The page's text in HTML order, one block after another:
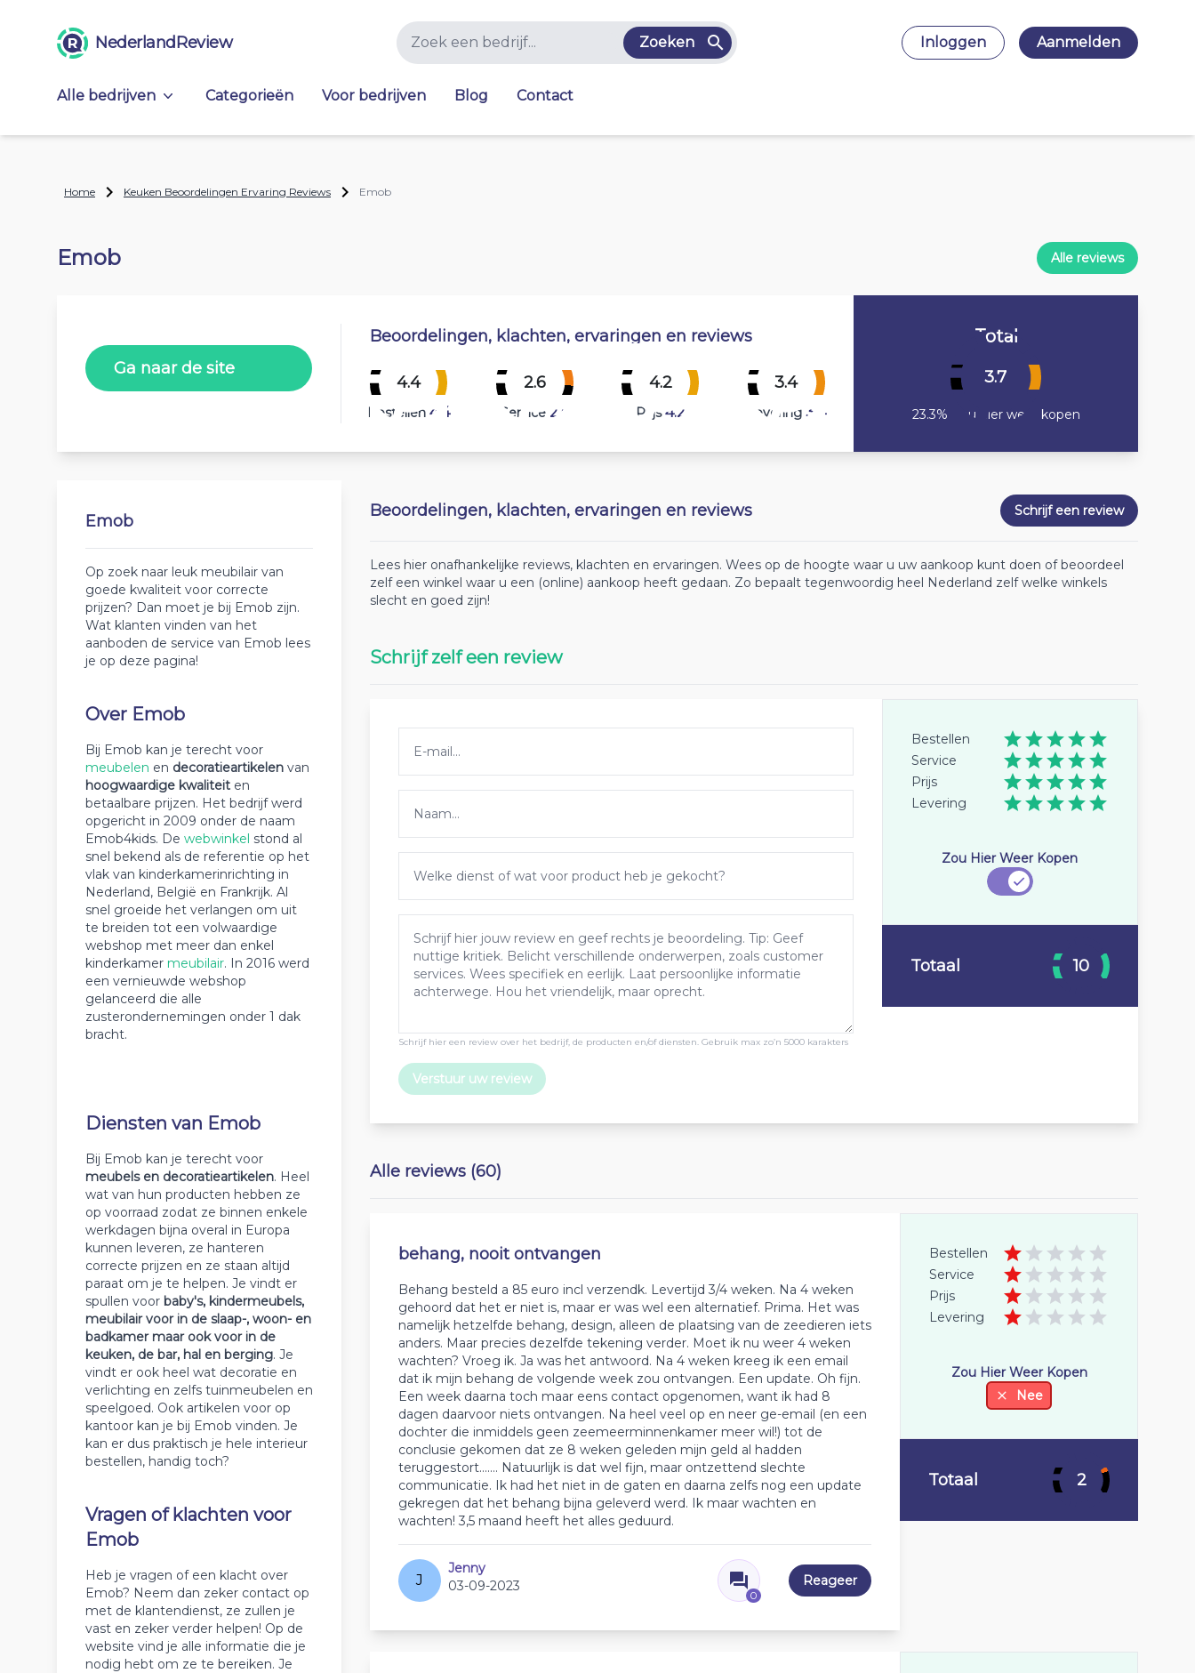
NederlandReview Zoeken Inloggen Aanmelden
Alle bedrijven Categorieën Voor bedrijven Blog Contact
Home Keuken Beoordelingen Ervaring Reviews Emob
Emob Alle reviews
Ga naar de site
Beoordelingen, klachten, ervaringen en reviews
4.4
Bestellen 4.4
2.6
Service 2.6
4.2
Prijs 4.2
3.4
Levering 3.4
Total
3.7
23.3% Zou hier weer kopen
Emob
Op zoek naar leuk meubilair van
goede kwaliteit voor correcte
prijzen? Dan moet je bij Emob zijn.
Wat klanten vinden van het
aanboden de service van Emob lees
je op deze pagina!
Over Emob
Bij Emob kan je terecht voor
meubelen en decoratieartikelen van
hoogwaardige kwaliteit en
betaalbare prijzen. Het bedrijf werd
opgericht in 2009 onder de naam
Emob4kids. De webwinkel stond al
snel bekend als de referentie op het
vlak van kinderkamerinrichting in
Nederland, België en Frankrijk. Al
snel groeide het verlangen om uit
te breiden tot een volwaardige
webshop met meer dan enkel
kinderkamer meubilair. In 2016 werd
een vernieuwde webshop
gelanceerd die alle
zusterondernemingen onder 1 dak
bracht.
Diensten van Emob
Bij Emob kan je terecht voor
meubels en decoratieartikelen. Heel
wat van hun producten hebben ze
op voorraad zodat ze binnen enkele
werkdagen bijna overal in Europa
kunnen leveren, ze hanteren
correcte prijzen en ze staan altijd
paraat om je te helpen. Je vindt er
spullen voor baby's, kindermeubels,
meubilair voor in de slaap-, woon- en
badkamer maar ook voor in de
keuken, de bar, hal en berging. Je
vindt er ook heel wat decoratie en
verlichting en zelfs tuinmeubelen en
speelgoed. Ook artikelen voor op
kantoor kan je bij Emob vinden. Je
kan er dus praktisch je hele interieur
bestellen, handig toch?
Vragen of klachten voor
Emob
Heb je vragen of een klacht over
Emob? Neem dan zeker contact op
met de klantendienst, ze zullen je
vast en zeker verder helpen! Op de
website vind je alle informatie die je
nodig hebt om ze te bereiken. Je
Beoordelingen, klachten, ervaringen en reviews Schrijf een review
Lees hier onafhankelijke reviews, klachten en ervaringen. Wees op de hoogte waar u uw aankoop kunt doen of beoordeel
zelf een winkel waar u een (online) aankoop heeft gedaan. Zo bepaalt tegenwoordig heel Nederland zelf welke winkels
slecht en goed zijn!
Schrijf zelf een review
Schrijf hier een review over het bedrijf, de producten en/of diensten. Gebruik max zo’n 5000 karakters
Verstuur uw review
Bestellen
Service
Prijs
Levering
Zou Hier Weer Kopen
Totaal 10
Alle reviews (60)
behang, nooit ontvangen
Behang besteld a 85 euro incl verzendk. Levertijd 3/4 weken. Na 4 weken
gehoord dat het er niet is, maar er was wel een alternatief. Prima. Het was
namelijk hetzelfde behang, design, alleen de plaatsing van de zeedieren iets
anders. Maar precies dezelfde tekening verder. Moet ik nu weer 4 weken
wachten? Vroeg ik. Ja was het antwoord. Na 4 weken kreeg ik een email
dat ik mijn behang de volgende week zou ontvangen. Een update. Oh fijn.
Een week daarna toch maar eens contact opgenomen, want ik had 8
dagen daarvoor niets ontvangen. Na heel veel op en neer ge-email (en een
dochter die inmiddels geen zeemeerminnenkamer meer wil!) tot de
conclusie gekomen dat ze 8 weken geleden mijn geld al hadden
teruggestort....... Natuurlijk is dat wel fijn, maar ontzettend slechte
communicatie. Ik had het niet in de gaten en daarna zelfs nog een update
gekregen dat het behang bijna geleverd werd. Ik maar wachten en
wachten! 3,5 maand heeft het alles geduurd.
J
Jenny
03-09-2023
0
Reageer
Bestellen
Service
Prijs
Levering
Zou Hier Weer Kopen
Nee
Totaal 2